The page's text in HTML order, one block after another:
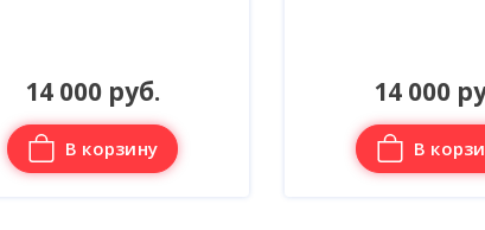
14 000 руб.
В корзину
14 000
В